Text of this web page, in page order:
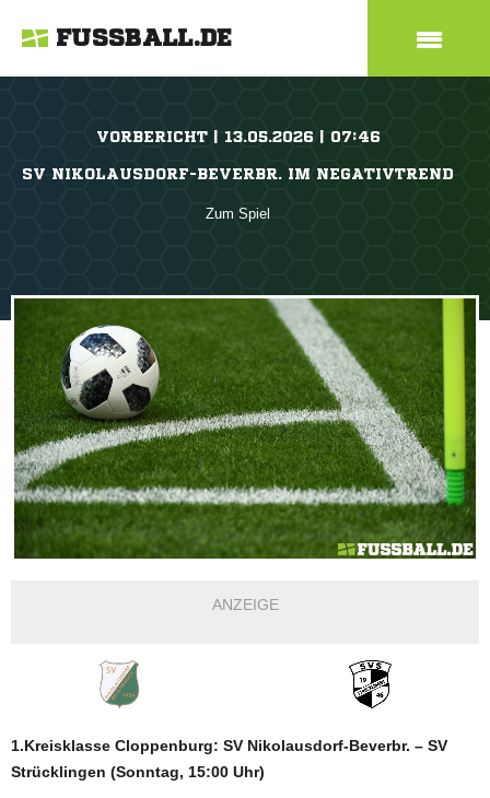
FUSSBALL.DE
VORBERICHT | 13.05.2026 | 07:46
SV NIKOLAUSDORF-BEVERBR. IM NEGATIVTREND
Zum Spiel
ANZEIGE
1.Kreisklasse Cloppenburg: SV Nikolausdorf-Beverbr. – SV
Strücklingen (Sonntag, 15:00 Uhr)